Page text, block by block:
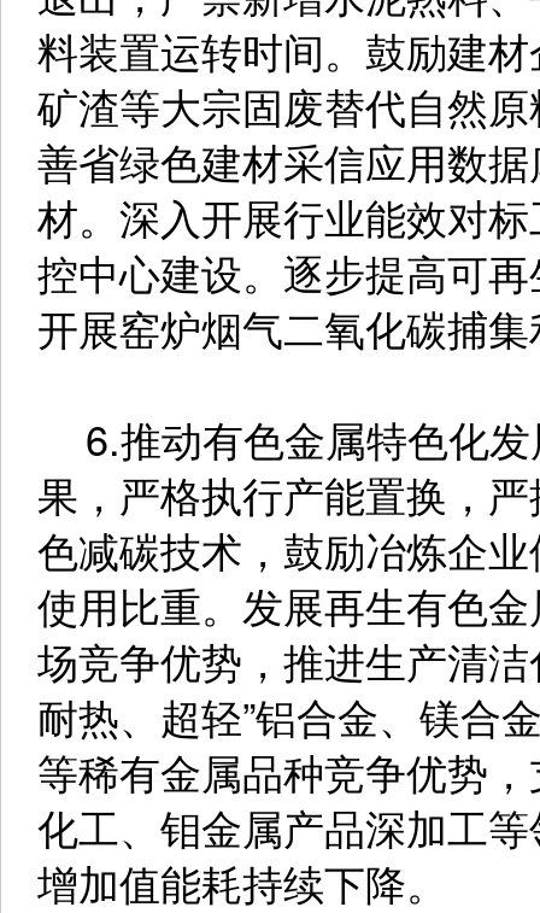
料装置运转时间。鼓励建
矿渣等大宗固废替代自然
善省绿色建材采信应用数
材。深入开展行业能效对
控中心建设。逐步提高可
开展窑炉烟气二氧化碳捕
6.推动有色金属特色化
果，严格执行产能置换，
色减碳技术，鼓励冶炼企
使用比重。发展再生有色
场竞争优势，推进生产清
耐热、超轻”铝合金、镁合
等稀有金属品种竞争优势
化工、钼金属产品深加工
增加值能耗持续下降。